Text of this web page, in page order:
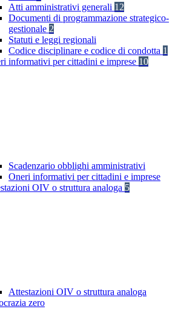
Atti amministrativi generali 12
Documenti di programmazione strategico-
gestionale 2
Statuti e leggi regionali
Codice disciplinare e codice di condotta 1
informativi per cittadini e imprese 10
Scadenzario obblighi amministrativi
Oneri informativi per cittadini e imprese
OIV o struttura analoga 5
Attestazioni OIV o struttura analoga
zero